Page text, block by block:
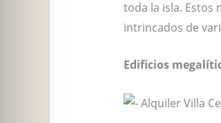
toda la isla. Estos
intrincados de
Edificios